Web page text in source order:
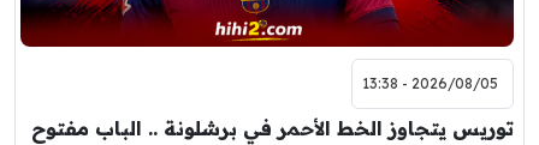
2026/08/05 - 13:38
توريس يتجاوز الخط الأحمر في برشلونة .. الباب مفتوح